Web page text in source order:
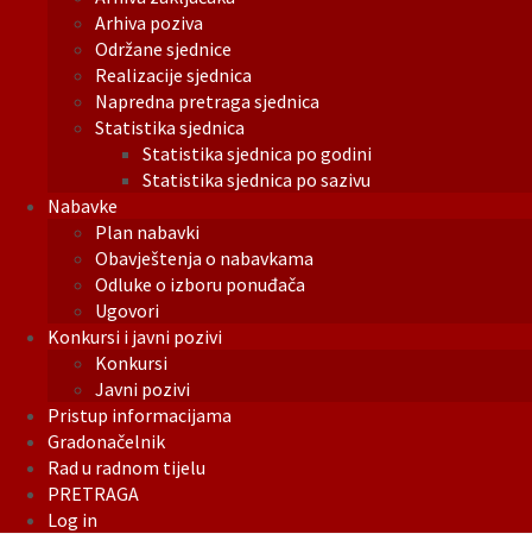
Arhiva poziva
Održane sjednice
Realizacije sjednica
Napredna pretraga sjednica
Statistika sjednica
Statistika sjednica po godini
Statistika sjednica po sazivu
Nabavke
Plan nabavki
Obavještenja o nabavkama
Odluke o izboru ponuđača
Ugovori
Konkursi i javni pozivi
Konkursi
Javni pozivi
Pristup informacijama
Gradonačelnik
Rad u radnom tijelu
PRETRAGA
Log in